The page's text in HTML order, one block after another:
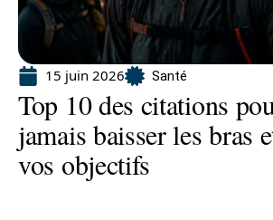
15 juin 2026 Santé
Top 10 des citations
jamais baisser les bras
vos objectifs